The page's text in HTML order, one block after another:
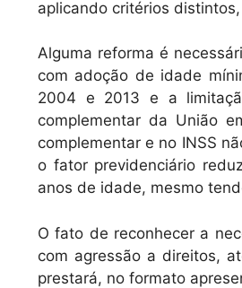
aplicando critérios
Alguma reforma é
com adoção de idade
2004 e 2013 e a
complementar da União
complementar e no INSS
o fator previdenciário
anos de idade, mesmo
O fato de reconhecer a
com agressão a direitos,
prestará, no formato